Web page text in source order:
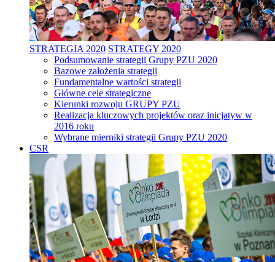
STRATEGIA 2020 STRATEGY 2020
Podsumowanie strategii Grupy PZU 2020
Bazowe założenia strategii
Fundamentalne wartości strategii
Główne cele strategiczne
Kierunki rozwoju GRUPY PZU
Realizacja kluczowych projektów oraz inicjatyw w
2016 roku
Wybrane mierniki strategii Grupy PZU 2020
CSR